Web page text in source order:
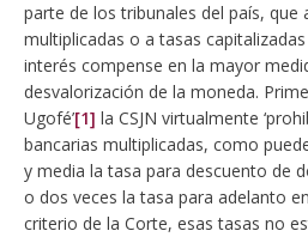
parte de los tribunales del país, que
multiplicadas o a tasas
interés compense en la mayor
desvalorización de la moneda.
Ugofé’[1] la CSJN virtualmente
bancarias multiplicadas, como
y media la tasa para descuento de
o dos veces la tasa para adelanto
criterio de la Corte, esas tasas no